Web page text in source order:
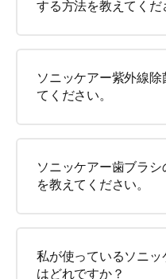
する方法を教えてくだ
ソニッケアー紫外線除
てください。
ソニッケアー歯ブラ
を教えてください。
私が使っているソニ
はどれですか？